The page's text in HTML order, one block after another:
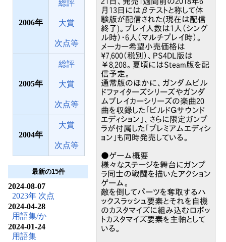
2006
総評
大賞
次点等
2005
総評
大賞
次点等
2004
大賞
次点等
最新の15件
2024-08-07
2023年 次点
2024-04-28
用語集/か
2024-01-24
用語集
月13日にはβテストと称して体
験版が配信された(現在は配信
終了)。プレイ人数は1人（シング
ル時）・6人（マルチプレイ時）。
メーカー希望小売価格は
¥7,600（税別）、PS4DL版は
￥8,208。夏頃にはSteam版を配
信予定。
通常版のほかに、ガンダムビル
ドファイターズシリーズやガンダ
ムブレイカーシリーズの楽曲20
曲を収録した「ビルドＧサウンド
エディション」、さらに限定ガンプ
ラが付属した「プレミアムエディシ
ョン」も同時発売している。
●ゲーム概要
様々なステージを舞台にガンプ
ラ同士の戦闘を描いたアクション
ゲーム。
敵を倒してパーツを奪取するハ
ックスラッシュ要素とそれを自機
のカスタマイズに組み込むロボッ
トカスタマイズ要素を主軸として
いる。